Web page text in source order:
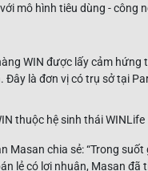
mô hình tiêu dùng - công
thuộc hệ sinh thái WINLife
Masan chia sẻ: “Trong
lẻ có lợi nhuận, Masan